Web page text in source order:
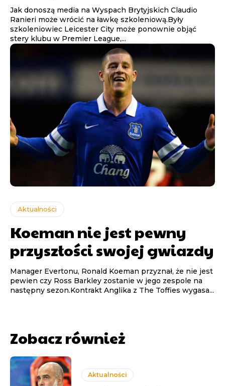
Jak donoszą media na Wyspach Brytyjskich Claudio
Ranieri może wrócić na ławkę szkoleniową.Były
szkoleniowiec Leicester City może ponownie objąć
stery klubu w Premier League,...
Aktualności
Koeman nie jest pewny
przyszłości swojej gwiazdy
Manager Evertonu, Ronald Koeman przyznał, że nie jest
pewien czy Ross Barkley zostanie w jego zespole na
następny sezon.Kontrakt Anglika z The Toffies wygasa...
Zobacz również
Aktualności